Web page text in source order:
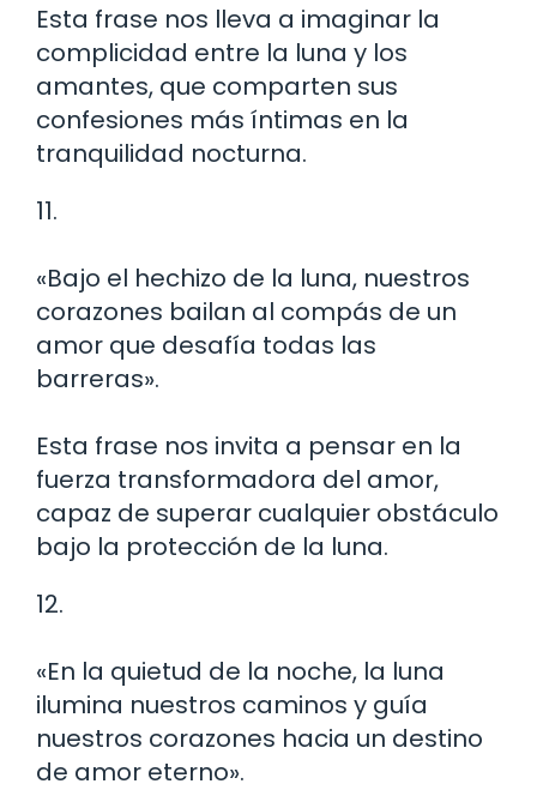
Esta frase nos lleva a imaginar la
complicidad entre la luna y los
amantes, que comparten sus
confesiones más íntimas en la
tranquilidad nocturna.
11.
«Bajo el hechizo de la luna, nuestros
corazones bailan al compás de un
amor que desafía todas las
barreras».
Esta frase nos invita a pensar en la
fuerza transformadora del amor,
capaz de superar cualquier obstáculo
bajo la protección de la luna.
12.
«En la quietud de la noche, la luna
ilumina nuestros caminos y guía
nuestros corazones hacia un destino
de amor eterno».